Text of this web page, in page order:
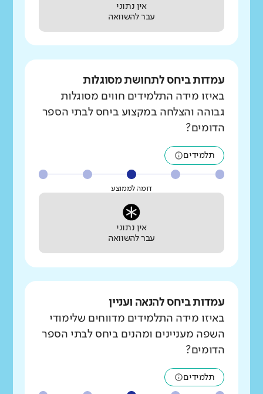
אין נתוני
עבר להשוואה
עמדות ביחס לתחושת מסוגלות
באיזו מידה התלמידים חווים מסוגלות
גבוהה והצלחה במקצוע ביחס לבתי הספר
הדומים?
תלמידים
דומה לממוצע
אין נתוני
עבר להשוואה
עמדות ביחס להנאה ועניין
באיזו מידה התלמידים מדווחים שלימודי
השפה מעניינים ומהנים ביחס לבתי הספר
הדומים?
תלמידים